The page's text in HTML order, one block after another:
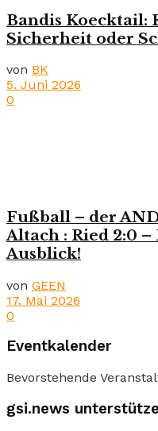
Bandis Koecktail:
Sicherheit oder
von BK
5. Juni 2026
0
Fußball – der
Altach : Ried 2:0
Ausblick!
von GEEN
17. Mai 2026
0
Eventkalender
Bevorstehende
gsi.news